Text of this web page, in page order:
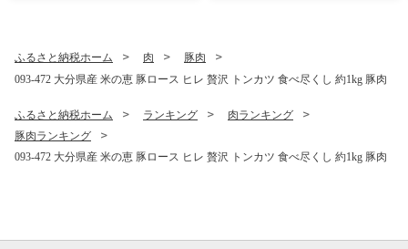
ふるさと納税ホーム 肉
豚肉
093-472 大分県産 米の恵 豚ロース ヒレ 贅沢 トンカツ 食べ尽くし 約1kg 豚肉
ふるさと納税ホーム ランキング
肉ランキング
豚肉ランキング
093-472 大分県産 米の恵 豚ロース ヒレ 贅沢 トンカツ 食べ尽くし 約1kg 豚肉